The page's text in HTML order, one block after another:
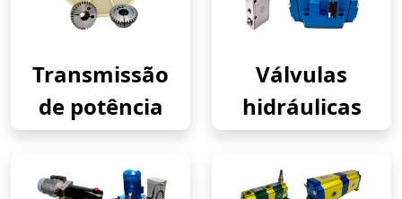
Transmissão
de potência
Válvulas
hidráulicas